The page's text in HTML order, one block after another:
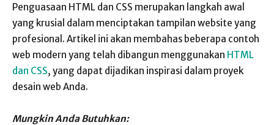
Penguasaan HTML dan CSS merupakan langkah awal
yang krusial dalam menciptakan tampilan website yang
profesional. Artikel ini akan membahas beberapa contoh
web modern yang telah dibangun menggunakan HTML
dan CSS, yang dapat dijadikan inspirasi dalam proyek
desain web Anda.
Mungkin Anda Butuhkan: